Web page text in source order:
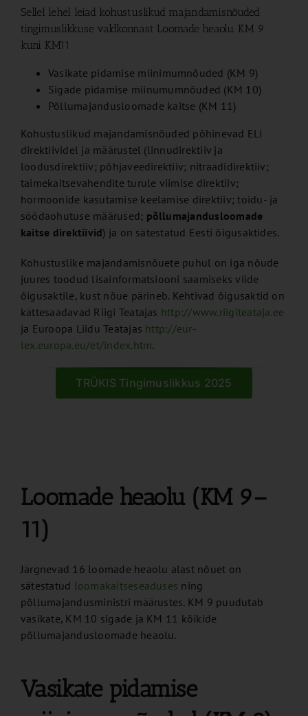
Sellel lehel leiad kohustuslikud majandamisnõuded
tingimuslikkuse valdkonnast Loomade heaolu. KM 9
kuni KM11
Vasikate pidamise miinimumnõuded (KM 9)
Sigade pidamise miinumumnõuded (KM 10)
Põllumajandusloomade kaitse (KM 11)
Kohustuslikud majandamisnõuded põhinevad ELi
direktiividel ja määrustel (linnudirektiiv ja
loodusdirektiiv; põhjaveedirektiiv; nitraadidirektiiv;
taimekaitsevahendite turule viimise direktiiv;
hormoonide kasutamise keelamise direktiiv; toidu- ja
söödaohutuse määrused; põllumajandusloomade
kaitse direktiivid) ja on sätestatud Eesti õigusaktides.
Kohustuslike majandamisnõuete puhul on iga nõude
juures toodud lisainformatsiooni saamiseks viide
õigusaktile, kust nõue pärineb. Kehtivad õigusaktid on
kättesaadavad Riigi Teatajas http://www.riigiteataja.ee
ja Euroopa Liidu Teatajas http://eur-
lex.europa.eu/et/index.htm.
TRÜKIS Tingimuslikkus 2025
Loomade heaolu (KM 9–
11)
Järgnevad 16 loomade heaolu alast nõuet on
sätestatud loomakaitseseaduses ning
põllumajandusministri määrustes. KM 9 puudutab
vasikate, KM 10 sigade ja KM 11 kõikide
põllumajandusloomade heaolu.
Vasikate pidamise